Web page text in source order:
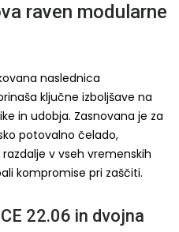
raven modularne
naslednica
ključne izboljšave na
in udobja. Zasnovana je za
potovalno čelado,
v vseh vremenskih
kompromise pri zaščiti.
22.06 in dvojna